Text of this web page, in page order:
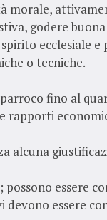
morale,
godere
ecclesiale e
o tecniche.
fino al
rapporti
alcuna
possono essere
essere